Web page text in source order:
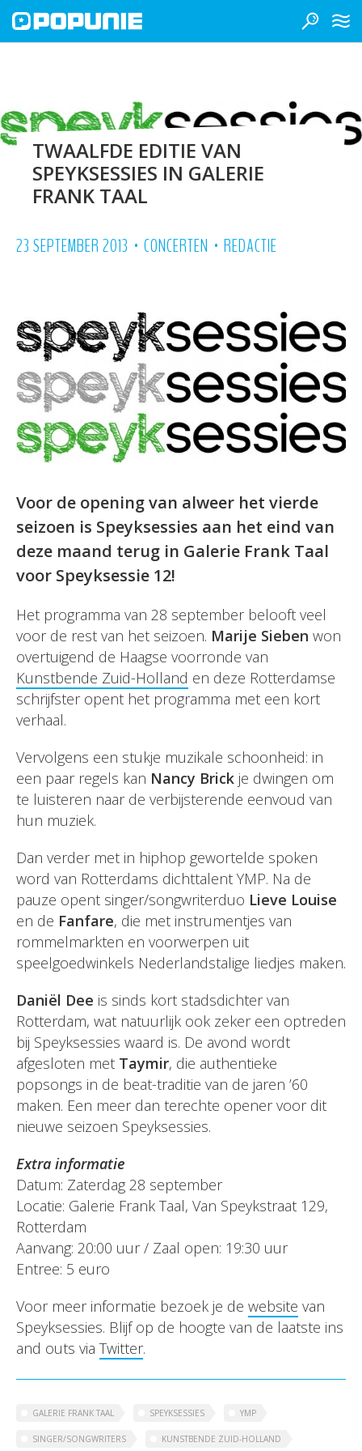
TWAALFDE EDITIE VAN
SPEYKSESSIES IN GALERIE
FRANK TAAL
23 SEPTEMBER 2013 • CONCERTEN • REDACTIE
Voor de opening van alweer het vierde
seizoen is Speyksessies aan het eind van
deze maand terug in Galerie Frank Taal
voor Speyksessie 12!
Het programma van 28 september belooft veel
voor de rest van het seizoen. Marije Sieben won
overtuigend de Haagse voorronde van
Kunstbende Zuid-Holland en deze Rotterdamse
schrijfster opent het programma met een kort
verhaal.
Vervolgens een stukje muzikale schoonheid: in
een paar regels kan Nancy Brick je dwingen om
te luisteren naar de verbijsterende eenvoud van
hun muziek.
Dan verder met in hiphop gewortelde spoken
word van Rotterdams dichttalent YMP. Na de
pauze opent singer/songwriterduo Lieve Louise
en de Fanfare, die met instrumentjes van
rommelmarkten en voorwerpen uit
speelgoedwinkels Nederlandstalige liedjes maken.
Daniël Dee is sinds kort stadsdichter van
Rotterdam, wat natuurlijk ook zeker een optreden
bij Speyksessies waard is. De avond wordt
afgesloten met Taymir, die authentieke
popsongs in de beat-traditie van de jaren ’60
maken. Een meer dan terechte opener voor dit
nieuwe seizoen Speyksessies.
Extra informatie
Datum: Zaterdag 28 september
Locatie: Galerie Frank Taal, Van Speykstraat 129,
Rotterdam
Aanvang: 20:00 uur / Zaal open: 19:30 uur
Entree: 5 euro
Voor meer informatie bezoek je de website van
Speyksessies. Blijf op de hoogte van de laatste ins
and outs via Twitter.
GALERIE FRANK TAAL SPEYKSESSIES YMP
SINGER/SONGWRITERS KUNSTBENDE ZUID-HOLLAND